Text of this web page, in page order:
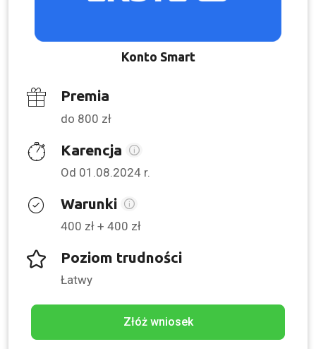
Konto Smart
Premia
do 800 zł
Karencja
Od 01.08.2024 r.
Warunki
400 zł + 400 zł
Poziom trudności
Łatwy
Złóż wniosek